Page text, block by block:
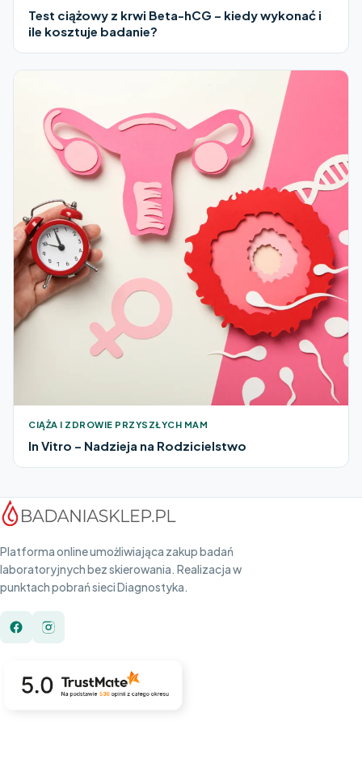
Test ciążowy z krwi Beta-hCG – kiedy wykonać i
ile kosztuje badanie?
CIĄŻA I ZDROWIE PRZYSZŁYCH MAM
In Vitro – Nadzieja na Rodzicielstwo
Platforma online umożliwiająca zakup badań
laboratoryjnych bez skierowania. Realizacja w
punktach pobrań sieci Diagnostyka.